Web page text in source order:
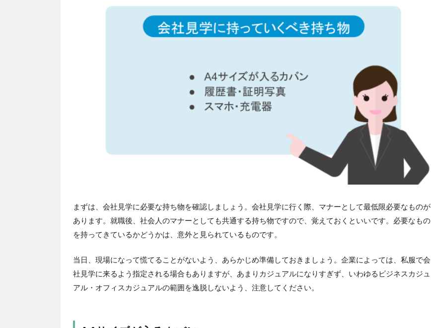
まずは、会社見学に必要な持ち物を確認しましょう。会社見学に行く際、マナーとして最低限必要なものが
あります。就職後、社会人のマナーとしても共通する持ち物ですので、覚えておくといいです。必要なもの
を持ってきているかどうかは、意外と見られているものです。
当日、現場になって慌てることがないよう、あらかじめ準備しておきましょう。企業によっては、私服で会
社見学に来るよう指定される場合もありますが、あまりカジュアルになりすぎず、いわゆるビジネスカジュ
アル・オフィスカジュアルの範囲を逸脱しないよう、注意してください。